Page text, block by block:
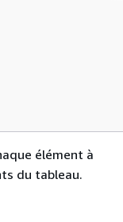
élément à
du tableau.